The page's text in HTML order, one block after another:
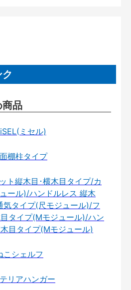
商品
ミセル)
棚柱タイプ
ト縦木目･横木目タイプ/カ
ール)/ハンドルレス 縦木
気タイプ(尺モジュール)/フ
タイプ(Mモジュール)/ハン
目タイプ(Mモジュール)
こシェルフ
リアハンガー